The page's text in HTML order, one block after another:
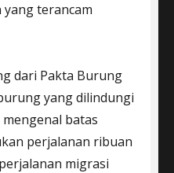
terancam
dari Pakta Burung
yang dilindungi
batas
perjalanan ribuan
migrasi